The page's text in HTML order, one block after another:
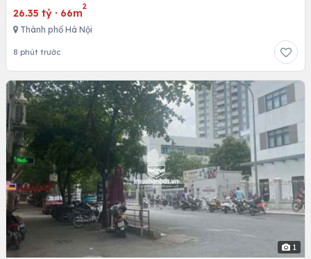
26.35 tỷ · 66m
2
Thành phố Hà Nội
8 phút trước
1